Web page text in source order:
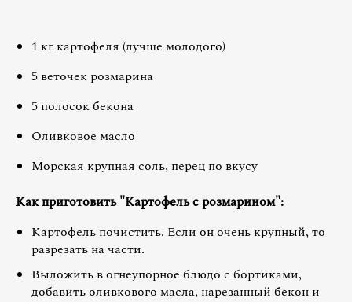
1 кг картофеля (лучше молодого)
5 веточек розмарина
5 полосок бекона
Оливковое масло
Морская крупная соль, перец по вкусу
Как приготовить "Картофель с розмарином":
Картофель почистить. Если он очень крупный, то
разрезать на части.
Выложить в огнеупорное блюдо с бортиками,
добавить оливкового масла, нарезанный бекон и